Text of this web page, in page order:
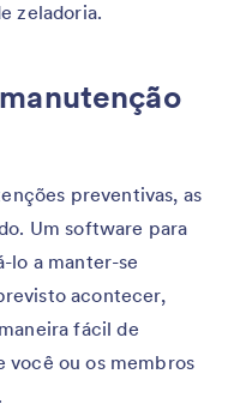
zeladoria.
preventivas, as
Um software para
lo a manter-se
acontecer,
fácil de
você ou os membros